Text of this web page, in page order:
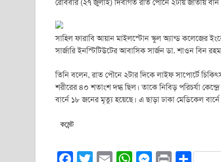
b
o
k
A
p
n
er
রোববার (২৭ জুলাই) দিবাগত রাত পৌনে ২টায় জাতীয় বার্ন
সাহিল ফারাবি আয়ান মাইলস্টোন স্কুল অ্যান্ড কলেজের
সার্জারি ইনস্টিটিউটের আবাসিক সার্জন ডা. শাওন বিন
তিনি বলেন, রাত পৌনে ২টার দিকে লাইফ সাপোর্টে
শরীরের ৪০ শতাংশ দগ্ধ ছিল। তাকে নিবিড় পরিচর্যা
বার্নে ১৮ জনের মৃত্যু হয়েছে। এ ছাড়া ঢাকা মেডিকেল
কমেন্ট